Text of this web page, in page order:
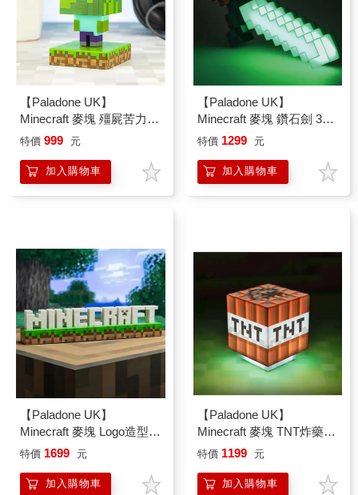
【Paladone UK】
Minecraft 麥塊 殭屍苦力怕
造型 ICON小夜燈
特價 999 元
加入購物車
【Paladone UK】
Minecraft 麥塊 鑽石劍 3D
造型小夜燈
特價 1299 元
加入購物車
【Paladone UK】
Minecraft 麥塊 Logo造型小
夜燈
特價 1699 元
加入購物車
【Paladone UK】
Minecraft 麥塊 TNT炸藥
3D造型音效小夜燈
特價 1199 元
加入購物車